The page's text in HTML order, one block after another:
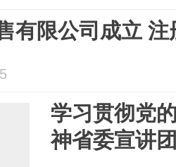
有限公司成立
学习贯彻党
神省委宣讲